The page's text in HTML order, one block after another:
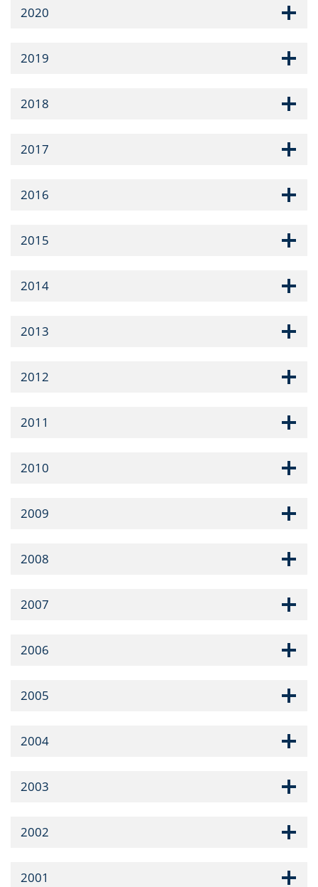
2020
2019
2018
2017
2016
2015
2014
2013
2012
2011
2010
2009
2008
2007
2006
2005
2004
2003
2002
2001